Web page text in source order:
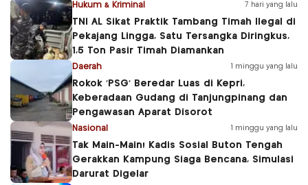
Hukum & Kriminal 7 hari yang lalu
TNI AL Sikat Praktik Tambang Timah Ilegal di
Pekajang Lingga, Satu Tersangka Diringkus,
1,5 Ton Pasir Timah Diamankan
Daerah 1 minggu yang lalu
Rokok ‘PSG’ Beredar Luas di Kepri,
Keberadaan Gudang di Tanjungpinang dan
Pengawasan Aparat Disorot
Nasional 1 minggu yang lalu
Tak Main-Main! Kadis Sosial Buton Tengah
Gerakkan Kampung Siaga Bencana, Simulasi
Darurat Digelar